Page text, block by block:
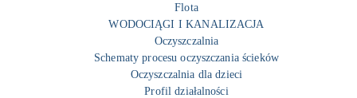
Flota
WODOCIĄGI I KANALIZACJA
Oczyszczalnia
Schematy procesu oczyszczania ścieków
Oczyszczalnia dla dzieci
Profil działalności